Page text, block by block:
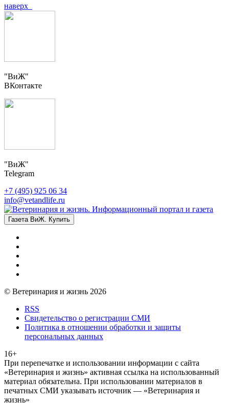
наверх
"ВиЖ"
ВКонтакте
"ВиЖ"
Telegram
+7 (495) 925 06 34
info@vetandlife.ru
Газета ВиЖ. Купить
© Ветеринария и жизнь 2026
RSS
Свидетельство о регистрации СМИ
Политика в отношении обработки и защиты
персональных данных
16+
При перепечатке и использовании информации с сайта
«Ветеринария и жизнь» активная ссылка на использованный
материал обязательна. При использовании материалов в
печатных СМИ указывать источник — «Ветеринария и
жизнь»